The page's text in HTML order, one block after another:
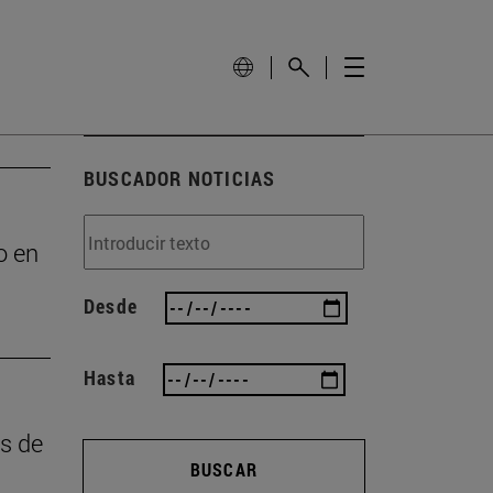
en
de
BUSCADOR NOTICIAS
Desde
Hasta
BUSCAR